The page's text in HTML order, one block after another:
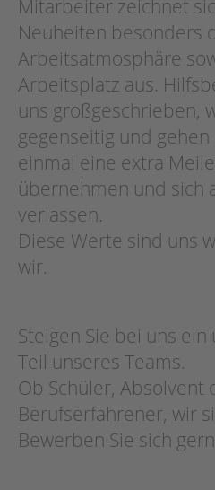
Mitarbeiter zeichnet
Neuheiten besonders
Arbeitsatmosphäre
Arbeitsplatz aus.
uns großgeschrieben,
gegenseitig und
einmal eine extra
übernehmen und sich
verlassen.
Diese Werte sind uns
wir.
Steigen Sie bei uns
Teil unseres Teams.
Ob Schüler, Absolvent
Berufserfahrener, wir
Bewerben Sie sich